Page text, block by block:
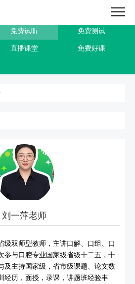
免费试听 免费测试
直播课堂 免费好课
刘一萍老师
级双师型教师，主讲口解、口组、口
参与口腔专业国家级省级十二五，十
及主持国家级，省市级课题、论文数
经历，面授，录课，讲题班经验丰